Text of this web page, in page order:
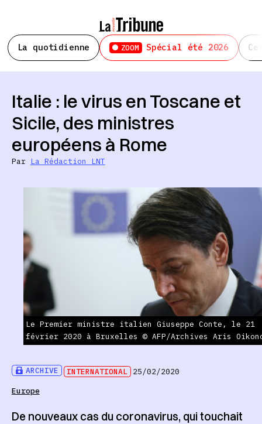
La quotidienne ZOOM Spécial été 2026
ARCHIVE INTERNATIONAL 25/02/2020
Europe
Italie : le virus en Toscane et
Sicile, des ministres
européens à Rome
Par La Rédaction LNT
Le Premier ministre italien Giuseppe Conte, le 21
février 2020 à Bruxelles © AFP/Archives Aris
De nouveaux cas du coronavirus, qui touchait